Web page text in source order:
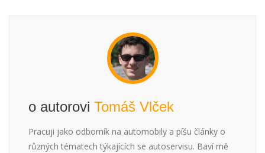
o autorovi Tomáš Vlček
Pracuji jako odborník na automobily a píšu články o
různých tématech týkajících se autoservisu. Baví mě